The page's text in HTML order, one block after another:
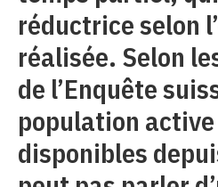
réductrice selon
réalisée. Selon
de l’Enquête
population active
disponibles